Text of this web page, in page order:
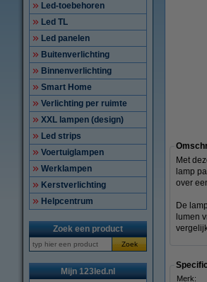
Led-toebehoren
Led TL
Led panelen
Buitenverlichting
Binnenverlichting
Smart Home
Verlichting per ruimte
XXL lampen (design)
Led strips
Voertuiglampen
Werklampen
Kerstverlichting
Helpcentrum
Zoek een product
Zoek
Mijn 123led.nl
Met
lamp
over
De
lumen
Merk: